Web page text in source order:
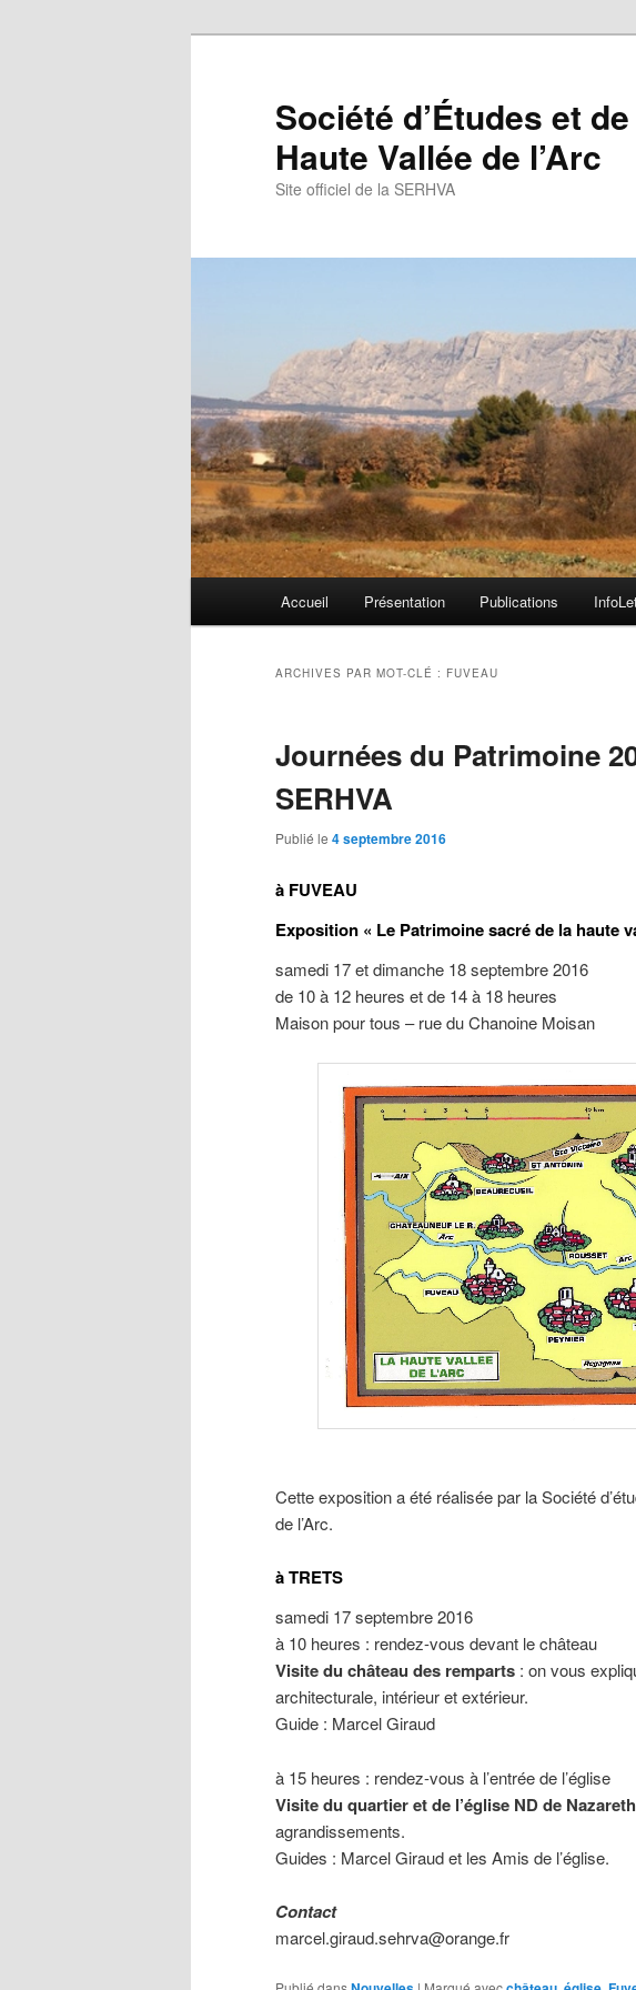
Société d’Études et
Haute Vallée de l’Arc
Site officiel de la SERHVA
Accueil Présentation Publications
ARCHIVES PAR MOT-CLÉ : FUVEAU
Journées du Patrimoine
SERHVA
Publié le 4 septembre 2016
à FUVEAU
Exposition « Le Patrimoine sacré de la haute
samedi 17 et dimanche 18 septembre 2016
de 10 à 12 heures et de 14 à 18 heures
Maison pour tous – rue du Chanoine Moisan
Cette exposition a été réalisée par la Société
de l’Arc.
à TRETS
samedi 17 septembre 2016
à 10 heures : rendez-vous devant le château
Visite du château des remparts : on vous
architecturale, intérieur et extérieur.
Guide : Marcel Giraud
à 15 heures : rendez-vous à l’entrée de l’église
Visite du quartier et de l’église ND de Nazareth
agrandissements.
Guides : Marcel Giraud et les Amis de l’église.
Contact
marcel.giraud.sehrva@orange.fr